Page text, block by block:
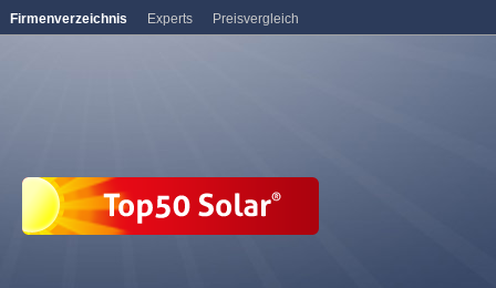
Firmenverzeichnis Experts Preisvergleich